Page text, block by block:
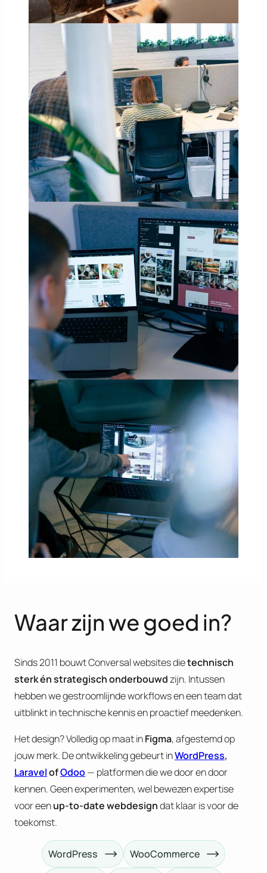
Waar zijn we goed in?
Sinds 2011 bouwt Conversal websites dietechnisch
sterk én strategisch onderbouwdzijn. Intussen
hebben we gestroomlijnde workflows en een team dat
uitblinkt in technische kennis en proactief meedenken.
Het design? Volledig op maat inFigma, afgestemd op
jouw merk. De ontwikkeling gebeurt inWordPress,
LaravelofOdoo— platformen die we door en door
kennen. Geen experimenten, wel bewezen expertise
voor eenup-to-date webdesigndat klaar is voor de
toekomst.
WordPress WooCommerce